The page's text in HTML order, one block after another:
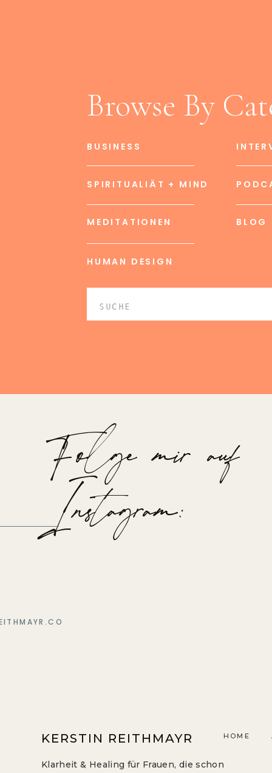
Browse By
MEDITATIONEN
SPIRITUALIÄT + MIND
BUSINESS
BLOG
Search
HUMAN DESIGN
Klarheit & Healing für Frauen, die schon
HOME
KERSTIN REITHMAYR
Folge mir auf
Instagram: